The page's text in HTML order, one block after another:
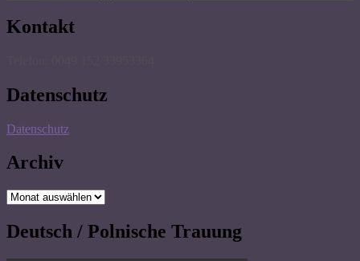
Kontakt
Datenschutz
Datenschutz
Archiv
Archiv
Deutsch / Polnische Trauung